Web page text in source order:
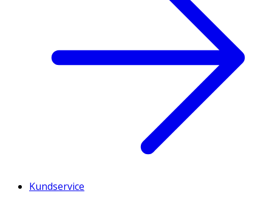
Kundservice